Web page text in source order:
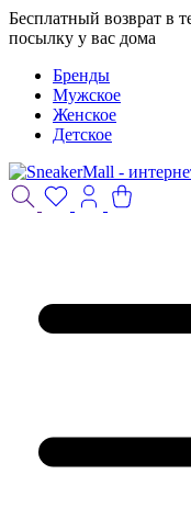
Бесплатный возврат в
посылку у вас дома
Бренды
Мужское
Женское
Детское